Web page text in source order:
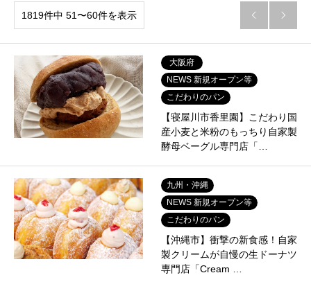
1819件中 51〜60件を表示  
大阪府
NEWS 新規オープン等
こだわりのパン
【寝屋川市香里園】こだわり国
産小麦と米粉のもっちり自家製
酵母ベーグル専門店「…
九州・沖縄
NEWS 新規オープン等
こだわりのパン
【沖縄市】衝撃の新食感！自家
製クリームが自慢の生ドーナツ
専門店「Cream …